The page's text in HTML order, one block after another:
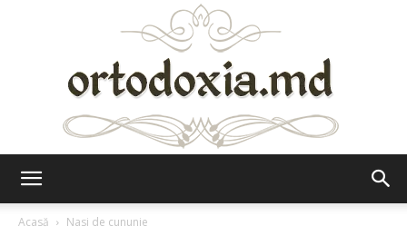
Acasă
Nasi de cununie